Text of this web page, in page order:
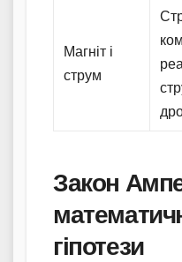
Магніт і
струм
Закон
гіпотези